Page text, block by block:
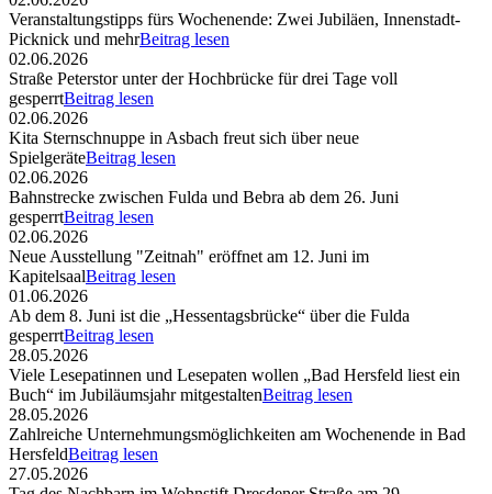
Veranstaltungstipps fürs Wochenende: Zwei Jubiläen, Innenstadt-
Picknick und mehrBeitrag lesen
02.06.2026
Straße Peterstor unter der Hochbrücke für drei Tage voll
gesperrtBeitrag lesen
02.06.2026
Kita Sternschnuppe in Asbach freut sich über neue
SpielgeräteBeitrag lesen
02.06.2026
Bahnstrecke zwischen Fulda und Bebra ab dem 26. Juni
gesperrtBeitrag lesen
02.06.2026
Neue Ausstellung "Zeitnah" eröffnet am 12. Juni im
KapitelsaalBeitrag lesen
01.06.2026
Ab dem 8. Juni ist die „Hessentagsbrücke“ über die Fulda
gesperrtBeitrag lesen
28.05.2026
Viele Lesepatinnen und Lesepaten wollen „Bad Hersfeld liest ein
Buch“ im Jubiläumsjahr mitgestaltenBeitrag lesen
28.05.2026
Zahlreiche Unternehmungsmöglichkeiten am Wochenende in Bad
HersfeldBeitrag lesen
27.05.2026